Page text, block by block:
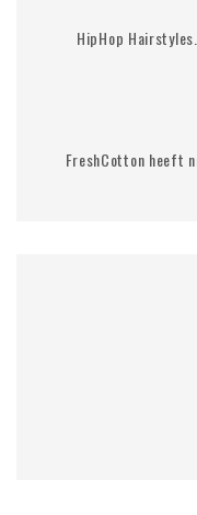
HipHop
FreshCotton heeft